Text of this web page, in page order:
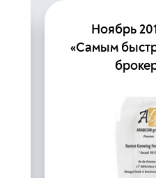
Ноябрь
«Самым